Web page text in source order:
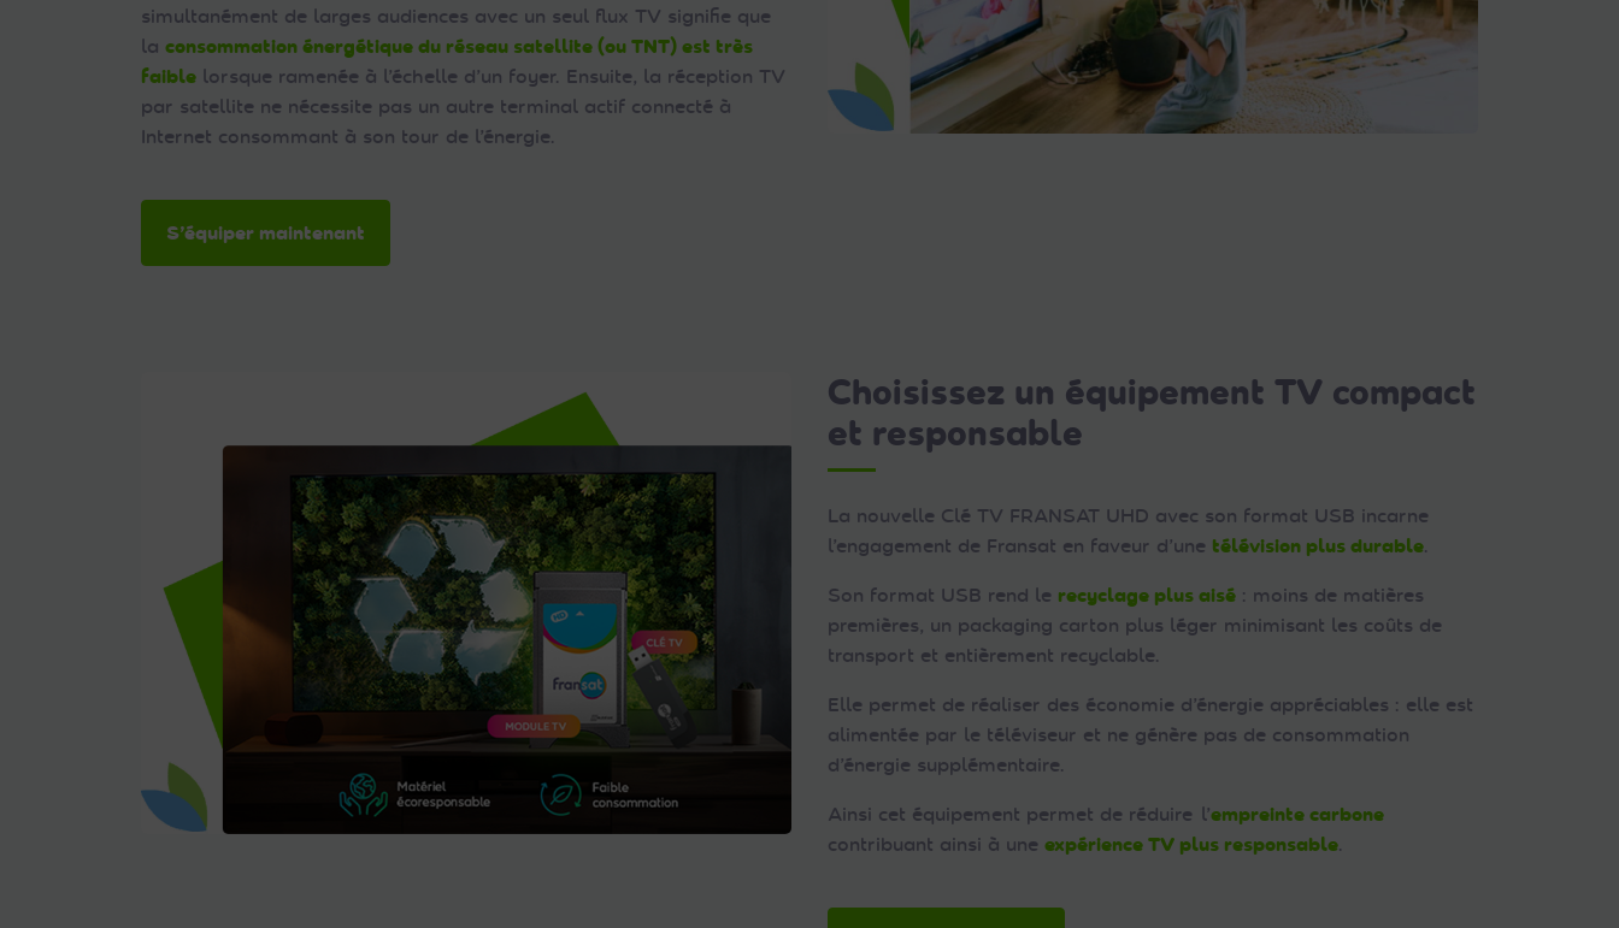
simultanément de larges audiences avec un seul flux TV signifie que
la consommation énergétique du réseau satellite (ou TNT) est très
faible lorsque ramenée à l’échelle d’un foyer. Ensuite, la réception TV
par satellite ne nécessite pas un autre terminal actif connecté à
Internet consommant à son tour de l’énergie.
S’équiper maintenant
Choisissez un équipement TV compact
et responsable
La nouvelle Clé TV FRANSAT UHD avec son format USB incarne
l’engagement de Fransat en faveur d’une télévision plus durable.
Son format USB rend le recyclage plus aisé : moins de matières
premières, un packaging carton plus léger minimisant les coûts de
transport et entièrement recyclable.
Elle permet de réaliser des économie d’énergie appréciables : elle est
alimentée par le téléviseur et ne génère pas de consommation
d’énergie supplémentaire.
Ainsi cet équipement permet de réduire l’empreinte carbone
contribuant ainsi à une expérience TV plus responsable.